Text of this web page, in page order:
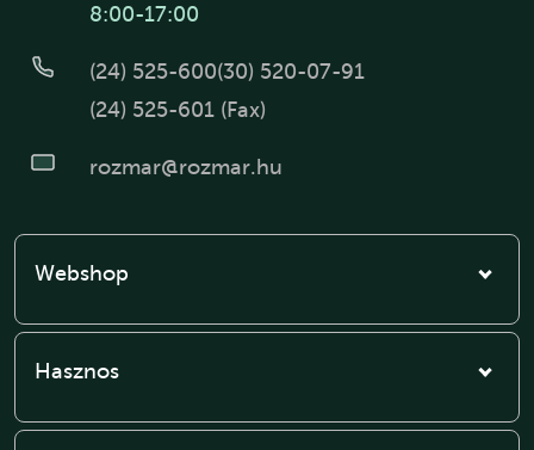
8:00-17:00
(24) 525-600(30) 520-07-91
(24) 525-601 (Fax)
rozmar@rozmar.hu
Webshop
Hasznos